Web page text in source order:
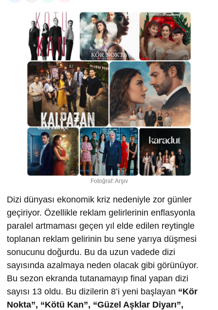
Fotoğraf: Arşiv
Dizi dünyası ekonomik kriz nedeniyle zor günler
geçiriyor. Özellikle reklam gelirlerinin enflasyonla
paralel artmaması geçen yıl elde edilen reytingle
toplanan reklam gelirinin bu sene yarıya düşmesi
sonucunu doğurdu. Bu da uzun vadede dizi
sayısında azalmaya neden olacak gibi görünüyor.
Bu sezon ekranda tutanamayıp final yapan dizi
sayısı 13 oldu. Bu dizilerin 8’i yeni başlayan “Kör
Nokta”, “Kötü Kan”, “Güzel Aşklar Diyarı”,